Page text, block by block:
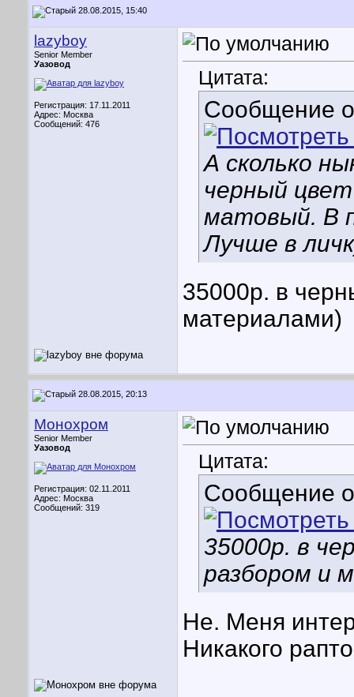
28.08.2015, 15:40
lazyboy
Senior Member
Уазовод
Регистрация: 17.11.2011
Адрес: Москва
Сообщений: 476
Цитата:
Сообщение
А сколько
черный
матовый. В
Лучше в
35000р. в
материалами)
28.08.2015, 20:13
Монохром
Senior Member
Уазовод
Регистрация: 02.11.2011
Адрес: Москва
Сообщений: 319
Цитата:
Сообщение
35000р. в
разбором и
Не. Меня
Никакого